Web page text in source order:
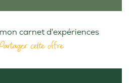
carnet d'expériences
cette offre